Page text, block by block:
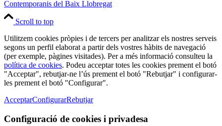
Contemporanis del Baix Llobregat
Scroll to top
Utilitzem cookies pròpies i de tercers per analitzar els nostres serveis
segons un perfil elaborat a partir dels vostres hàbits de navegació
(per exemple, pàgines visitades). Per a més informació consulteu la
política de cookies. Podeu acceptar totes les cookies prement el botó
"Acceptar", rebutjar-ne l’ús prement el botó "Rebutjar" i configurar-
les prement el botó "Configurar".
AcceptarConfigurarRebutjar
Configuració de cookies i privadesa